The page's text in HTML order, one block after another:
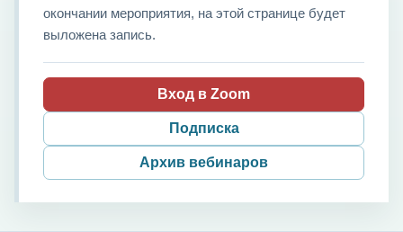
окончании мероприятия, на этой странице будет
выложена запись.
Вход в Zoom
Подписка
Архив вебинаров